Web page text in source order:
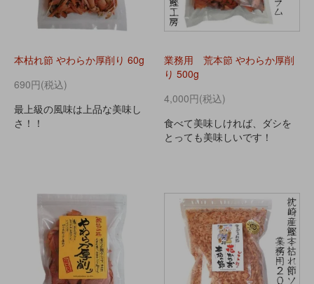
本枯れ節 やわらか厚削り 60g
690円(税込)
最上級の風味は上品な美味し
さ！！
業務用 荒本節 やわらか厚削
り 500g
4,000円(税込)
食べて美味しければ、ダシを
とっても美味しいです！